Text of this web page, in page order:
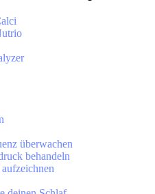
überwachen
behandeln